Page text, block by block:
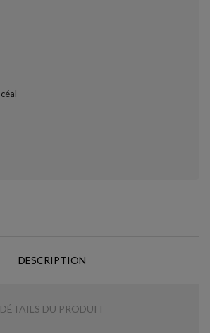
DESCRIPTION
DÉTAILS DU PRODUIT